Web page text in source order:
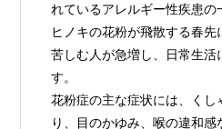
れているアレルギー性疾患の
ヒノキの花粉が飛散する春先
苦しむ人が急増し、日常生活
す。
花粉症の主な症状には、くし
り、目のかゆみ、喉の違和